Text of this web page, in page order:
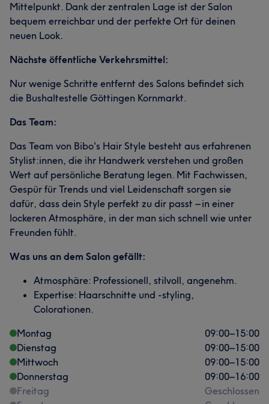
Mittelpunkt. Dank der zentralen Lage ist der Salon
bequem erreichbar und der perfekte Ort für deinen
neuen Look.
Nächste öffentliche Verkehrsmittel:
Nur wenige Schritte entfernt des Salons befindet sich
die Bushaltestelle Göttingen Kornmarkt.
Das Team:
Das Team von Bibo's Hair Style besteht aus erfahrenen
Stylist:innen, die ihr Handwerk verstehen und großen
Wert auf persönliche Beratung legen. Mit Fachwissen,
Gespür für Trends und viel Leidenschaft sorgen sie
dafür, dass dein Style perfekt zu dir passt – in einer
lockeren Atmosphäre, in der man sich schnell wie unter
Freunden fühlt.
Was uns an dem Salon gefällt:
Atmosphäre: Professionell, stilvoll, angenehm.
Expertise: Haarschnitte und -styling,
Colorationen.
Montag
09:00–15:00
Dienstag
09:00–15:00
Mittwoch
09:00–15:00
Donnerstag
09:00–16:00
Freitag
Geschlossen